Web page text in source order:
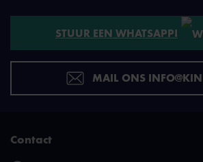
STUUR EEN WHATSAPP!
MAIL ONS
Contact